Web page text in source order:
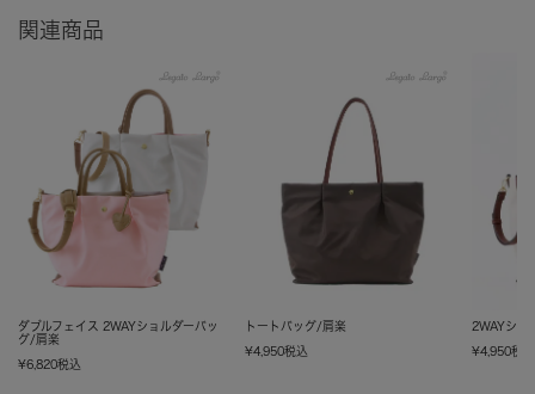
関連商品
ダブルフェイス 2WAYショルダーバッ
グ/肩楽
¥6,820税込
トートバッグ/肩楽
¥4,950税込
2WAYショ
¥4,950税込